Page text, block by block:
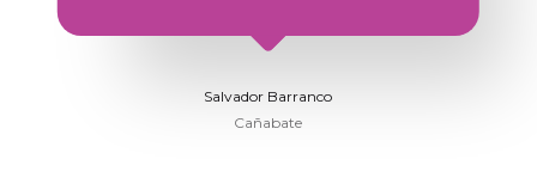
Salvador Barranco
Cañabate